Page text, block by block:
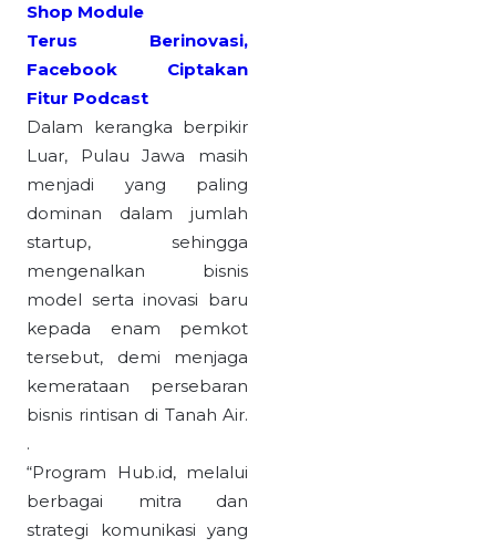
Shop Module
Terus Berinovasi,
Facebook Ciptakan
Fitur Podcast
Dalam kerangka berpikir
Luar, Pulau Jawa masih
menjadi yang paling
dominan dalam jumlah
startup, sehingga
mengenalkan bisnis
model serta inovasi baru
kepada enam pemkot
tersebut, demi menjaga
kemerataan persebaran
bisnis rintisan di Tanah Air.
.
“Program Hub.id, melalui
berbagai mitra dan
strategi komunikasi yang